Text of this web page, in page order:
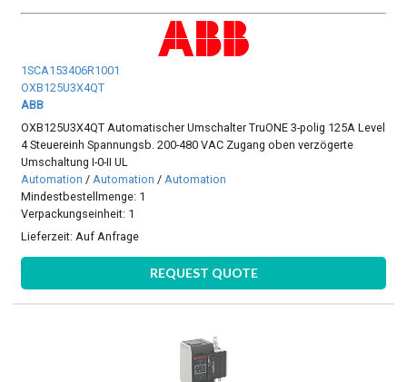
1SCA153406R1001
OXB125U3X4QT
ABB
OXB125U3X4QT Automatischer Umschalter TruONE 3-polig 125A Level
4 Steuereinh Spannungsb. 200-480 VAC Zugang oben verzögerte
Umschaltung I-0-II UL
Automation /Automation /Automation
Mindestbestellmenge: 1
Verpackungseinheit: 1
Lieferzeit:Auf Anfrage
REQUEST QUOTE